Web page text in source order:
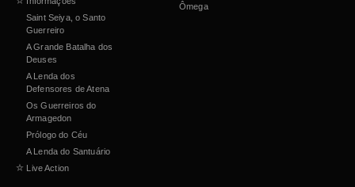
Saint Seiya, o Santo
Guerreiro
A Grande Batalha dos
Deuses
A Lenda dos
Defensores de Atena
Os Guerreiros do
Armagedon
Prólogo do Céu
A Lenda do Santuário
☆ Live Action
Ômega